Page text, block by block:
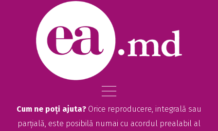
Cum ne poți ajuta? Orice reproducere, integrală sau
parțială, este posibilă numai cu acordul prealabil al